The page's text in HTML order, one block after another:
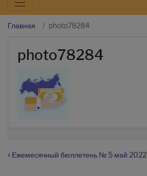
Главная photo78284
photo78284
Навигация по записям
Ежемесячный бюллетень № 5 май 2022